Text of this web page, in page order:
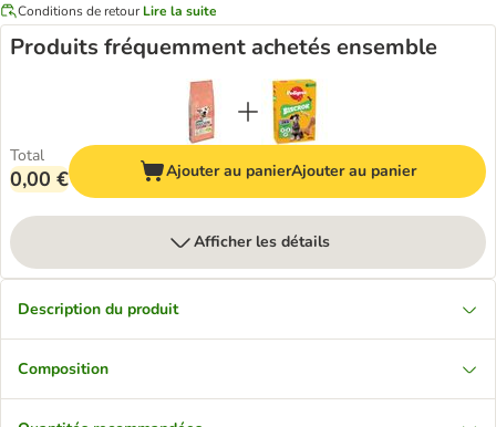
Conditions de retour Lire la suite
Produits fréquemment achetés ensemble
Total
0,00 € Ajouter au panierAjouter au panier
Afficher les détails
Description du produit
Composition